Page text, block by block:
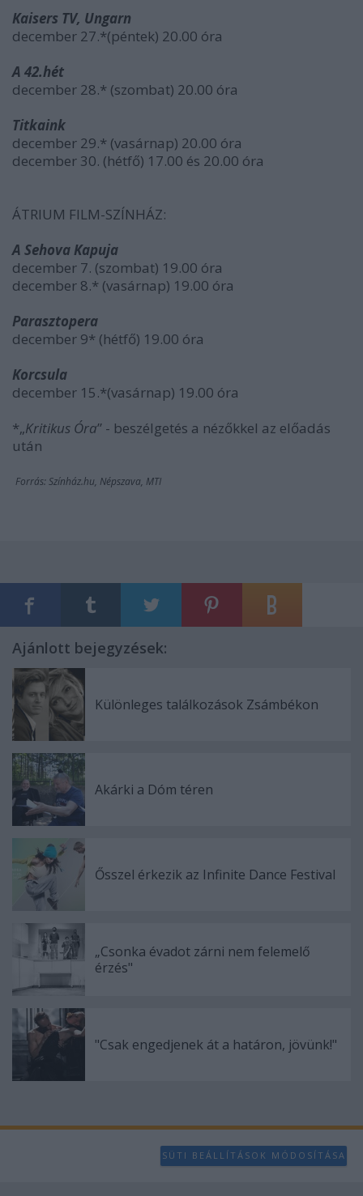
Kaisers TV, Ungarn
december 27.*(péntek) 20.00 óra
A 42.hét
december 28.* (szombat) 20.00 óra
Titkaink
december 29.* (vasárnap) 20.00 óra
december 30. (hétfő) 17.00 és 20.00 óra
ÁTRIUM FILM-SZÍNHÁZ:
A Sehova Kapuja
december 7. (szombat) 19.00 óra
december 8.* (vasárnap) 19.00 óra
Parasztopera
december 9* (hétfő) 19.00 óra
Korcsula
december 15.*(vasárnap) 19.00 óra
*„Kritikus Óra” - beszélgetés a nézőkkel az előadás
után
Forrás: Színház.hu, Népszava, MTI
Ajánlott bejegyzések:
Különleges találkozások Zsámbékon
Akárki a Dóm téren
Ősszel érkezik az Infinite Dance Festival
„Csonka évadot zárni nem felemelő
érzés"
"Csak engedjenek át a határon, jövünk!"
SÜTI BEÁLLÍTÁSOK MÓDOSÍTÁSA